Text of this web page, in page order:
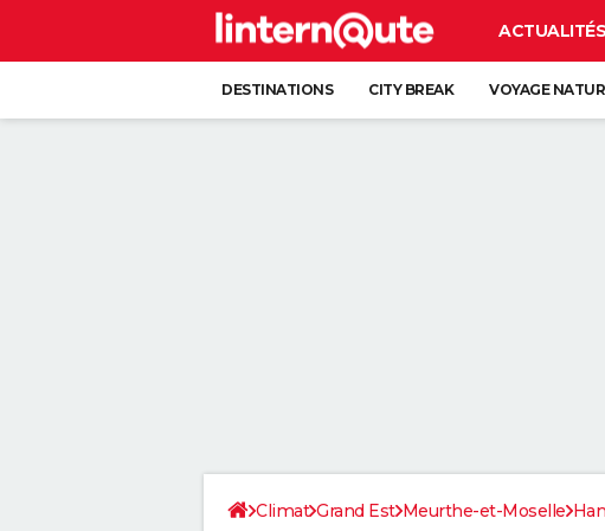
ACTUALITÉS
DESTINATIONS CITY BREAK VOYAGE
Climat Grand Est Meurthe-et-Moselle